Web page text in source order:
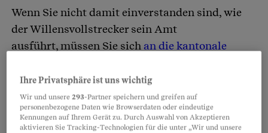
Artikel teilen
Wenn Sie nicht damit einverstanden sind, wie
der Willensvollstrecker sein Amt
ausführt, müssen Sie sich an die kantonale
liegt dasProblem nicht beim Verwalter,
anderswo:Die Erben sind zerstritten.
Ihre Privatsphäre ist uns wichtig
Wir und unsere293-Partner speichern und greifen auf
personenbezogene Daten wie Browserdaten oder eindeutige
Kennungen auf Ihrem Gerät zu. Durch Auswahl von Akzeptieren
aktivieren Sie Tracking-Technologien für die unter „Wir und unsere